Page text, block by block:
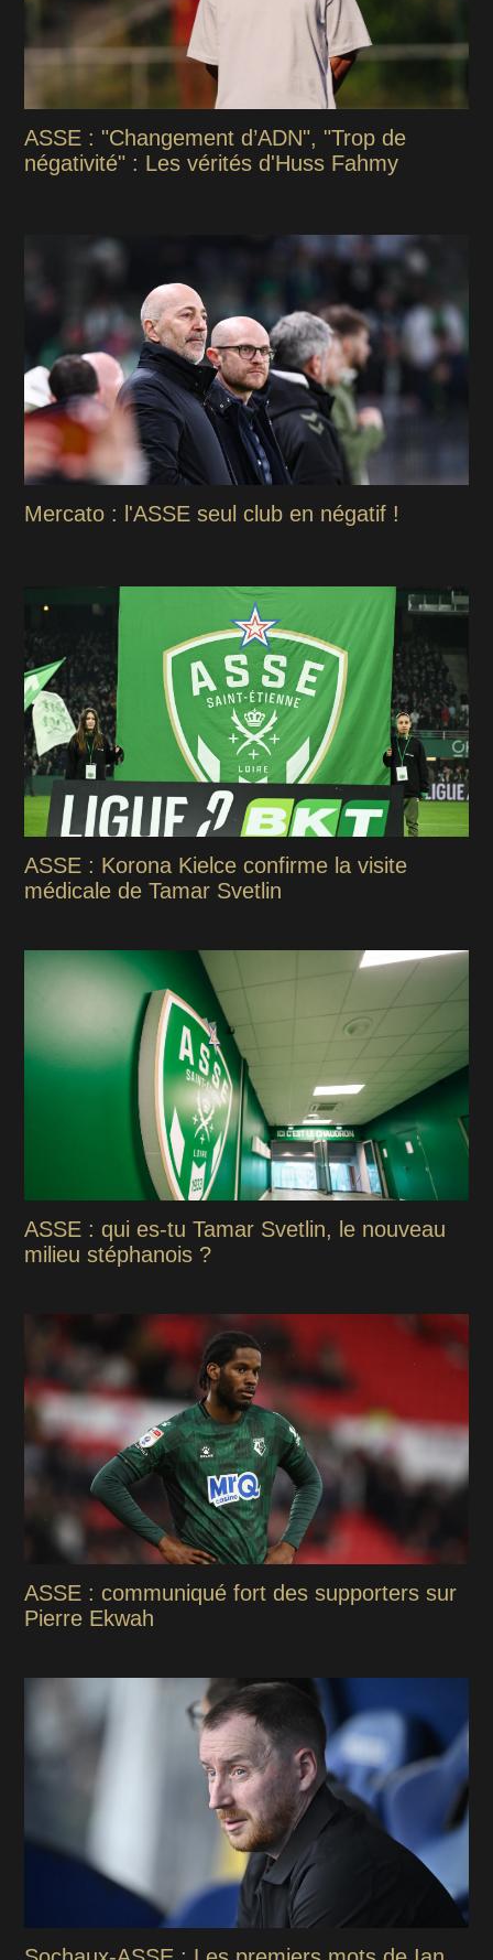
ASSE : "Changement d’ADN", "Trop de
négativité" : Les vérités d'Huss Fahmy
Mercato : l'ASSE seul club en négatif !
ASSE : Korona Kielce confirme la visite
médicale de Tamar Svetlin
ASSE : qui es-tu Tamar Svetlin, le nouveau
milieu stéphanois ?
ASSE : communiqué fort des supporters sur
Pierre Ekwah